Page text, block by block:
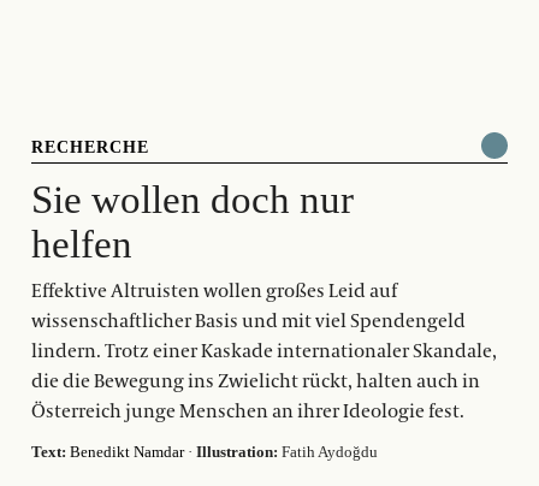
RECHERCHE
Sie wollen doch nur
helfen
Effektive Altruisten wollen großes Leid auf
wissenschaftlicher Basis und mit viel Spendengeld
lindern. Trotz einer Kaskade internationaler Skandale,
die die Bewegung ins Zwielicht rückt, halten auch in
Österreich junge Menschen an ihrer Ideologie fest.
Text: Benedikt Namdar· Illustration: Fatih Aydoğdu